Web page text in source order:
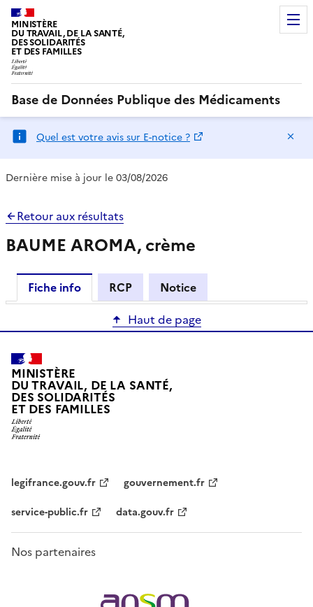
MINISTÈRE
DU TRAVAIL, DE LA SANTÉ,
DES SOLIDARITÉS
ET DES FAMILLES
Base de Données Publique des Médicaments
Quel est votre avis sur E-notice ?
Dernière mise à jour le 03/08/2026
Retour aux résultats
BAUME AROMA, crème
Fiche info RCP
Notice
Haut de page
MINISTÈRE
DU TRAVAIL, DE LA SANTÉ,
DES SOLIDARITÉS
ET DES FAMILLES
legifrance.gouv.fr
gouvernement.fr
service-public.fr
data.gouv.fr
Nos partenaires